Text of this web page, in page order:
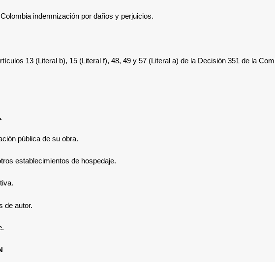
indemnización por daños y perjuicios.
13 (Literal b), 15 (Literal f), 48, 49 y 57 (Literal a) de la Decisión 351 de la
pública de su obra.
establecimientos de hospedaje.
de autor.